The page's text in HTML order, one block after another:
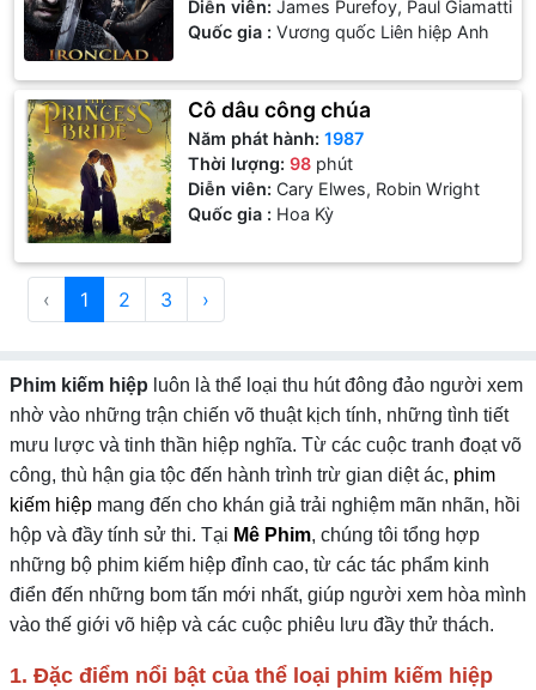
Diễn viên:James Purefoy, Paul Giamatti
Quốc gia : Vương quốc Liên hiệp Anh
Cô dâu công chúa
Năm phát hành:1987
Thời lượng:98 phút
Diễn viên:Cary Elwes, Robin Wright
Quốc gia : Hoa Kỳ
‹ 1 2 3 ›
Phim kiếm hiệp luôn là thể loại thu hút đông đảo người xem
nhờ vào những trận chiến võ thuật kịch tính, những tình tiết
mưu lược và tinh thần hiệp nghĩa. Từ các cuộc tranh đoạt võ
công, thù hận gia tộc đến hành trình trừ gian diệt ác, phim
kiếm hiệp mang đến cho khán giả trải nghiệm mãn nhãn, hồi
hộp và đầy tính sử thi. Tại Mê Phim, chúng tôi tổng hợp
những bộ phim kiếm hiệp đỉnh cao, từ các tác phẩm kinh
điển đến những bom tấn mới nhất, giúp người xem hòa mình
vào thế giới võ hiệp và các cuộc phiêu lưu đầy thử thách.
1. Đặc điểm nổi bật của thể loại phim kiếm hiệp